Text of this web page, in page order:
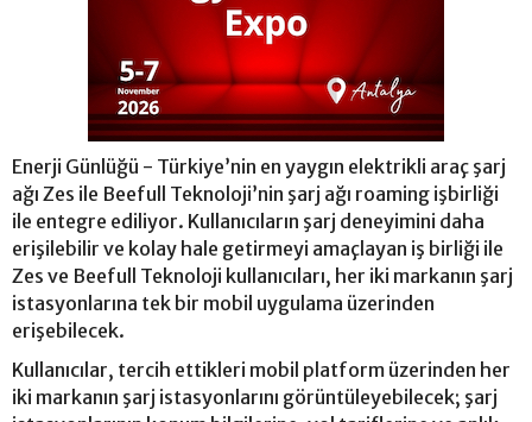
Enerji Günlüğü - Türkiye’nin en yaygın elektrikli araç şarj
ağı Zes ile Beefull Teknoloji’nin şarj ağı roaming işbirliği
ile entegre ediliyor. Kullanıcıların şarj deneyimini daha
erişilebilir ve kolay hale getirmeyi amaçlayan iş birliği ile
Zes ve Beefull Teknoloji kullanıcıları, her iki markanın şarj
istasyonlarına tek bir mobil uygulama üzerinden
erişebilecek.
Kullanıcılar, tercih ettikleri mobil platform üzerinden her
iki markanın şarj istasyonlarını görüntüleyebilecek; şarj